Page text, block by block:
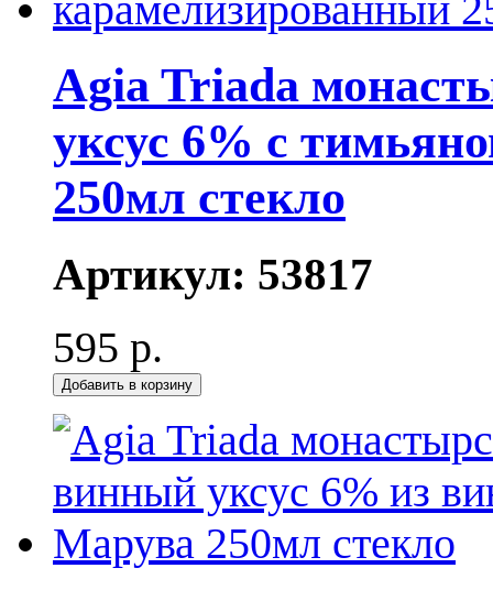
Agia Triada
уксус 6% с
250мл стекло
Артикул: 53817
595 р.
Добавить в корзину